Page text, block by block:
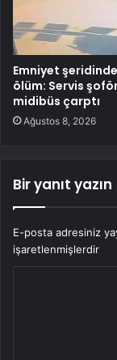
Emniyet
ölüm: Servis
midibüs çarptı
Ağustos 8, 2026
Bir yanıt yazın
E-posta adresiniz
işaretlenmişlerdir